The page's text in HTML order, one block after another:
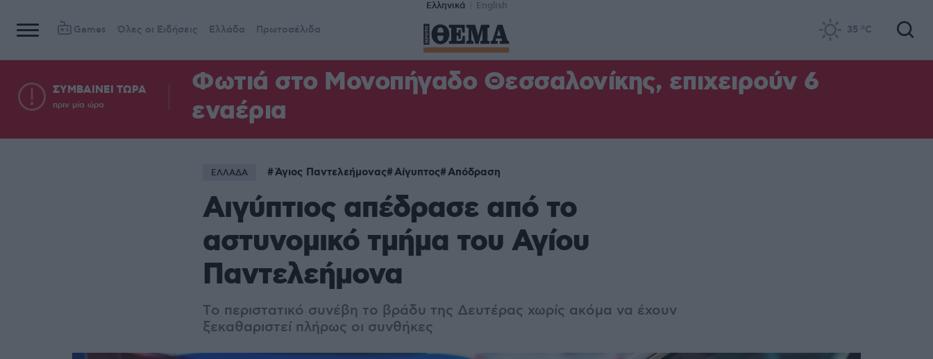
Ελληνικά English
Games Όλες οι Ειδήσεις Ελλάδα Πρωτοσέλιδα 35 °C
ΣΥΜΒΑΙΝΕΙ ΤΩΡΑ
πριν μία ώρα
Φωτιά στο Μονοπήγαδο Θεσσαλονίκης, επιχειρούν 6
εναέρια
ΕΛΛΑΔΑ Άγιος Παντελεήμονας Αίγυπτος Απόδραση
Αιγύπτιος απέδρασε από το
αστυνομικό τμήμα του Αγίου
Παντελεήμονα
Tο περιστατικό συνέβη το βράδυ της Δευτέρας χωρίς ακόμα να έχουν
ξεκαθαριστεί πλήρως οι συνθήκες